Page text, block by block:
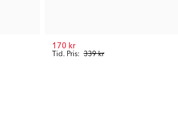
Tid. Pris: 339 kr
170 kr